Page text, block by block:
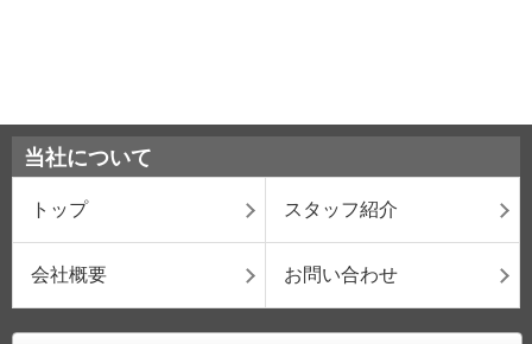
当社について
トップ スタッフ紹介
会社概要 お問い合わせ